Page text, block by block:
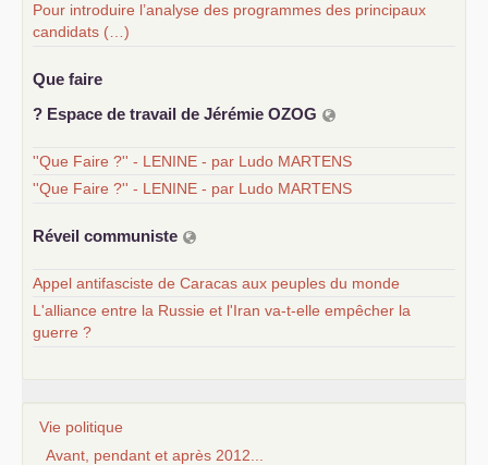
Pour introduire l’analyse des programmes des principaux
candidats (…)
Que faire
? Espace de travail de Jérémie OZOG
''Que Faire ?'' - LENINE - par Ludo MARTENS
''Que Faire ?'' - LENINE - par Ludo MARTENS
Réveil communiste
Appel antifasciste de Caracas aux peuples du monde
L'alliance entre la Russie et l'Iran va-t-elle empêcher la
guerre ?
Vie politique
Avant, pendant et après 2012...